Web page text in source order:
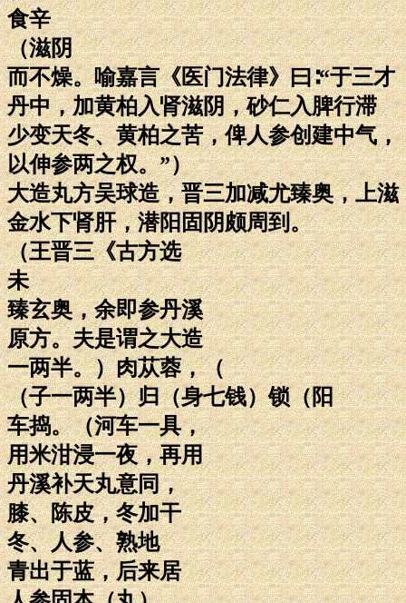
食辛
（滋阴
而不燥。喻嘉言《医门法律》曰∶“于三才
丹中，加黄柏入肾滋阴，砂仁入脾行滞
少变天冬、黄柏之苦，俾人参创建中气，
以伸参两之权。”）
大造丸方吴球造，晋三加减尤臻奥，上滋
金水下肾肝，潜阳固阴颇周到。
（王晋三《古方选
未
臻玄奥，余即参丹溪
原方。夫是谓之大造
一两半。）肉苁蓉，（
（子一两半）归（身七钱）锁（阳
车捣。（河车一具，
用米泔浸一夜，再用
丹溪补天丸意同，
膝、陈皮，冬加干
冬、人参、熟地
青出于蓝，后来居